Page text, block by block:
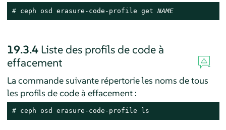
# ceph osd erasure-code-profile get NAME
19.3.4 Liste des profils de code à
effacement
La commande suivante répertorie les noms de tous
les profils de code à effacement :
# ceph osd erasure-code-profile ls